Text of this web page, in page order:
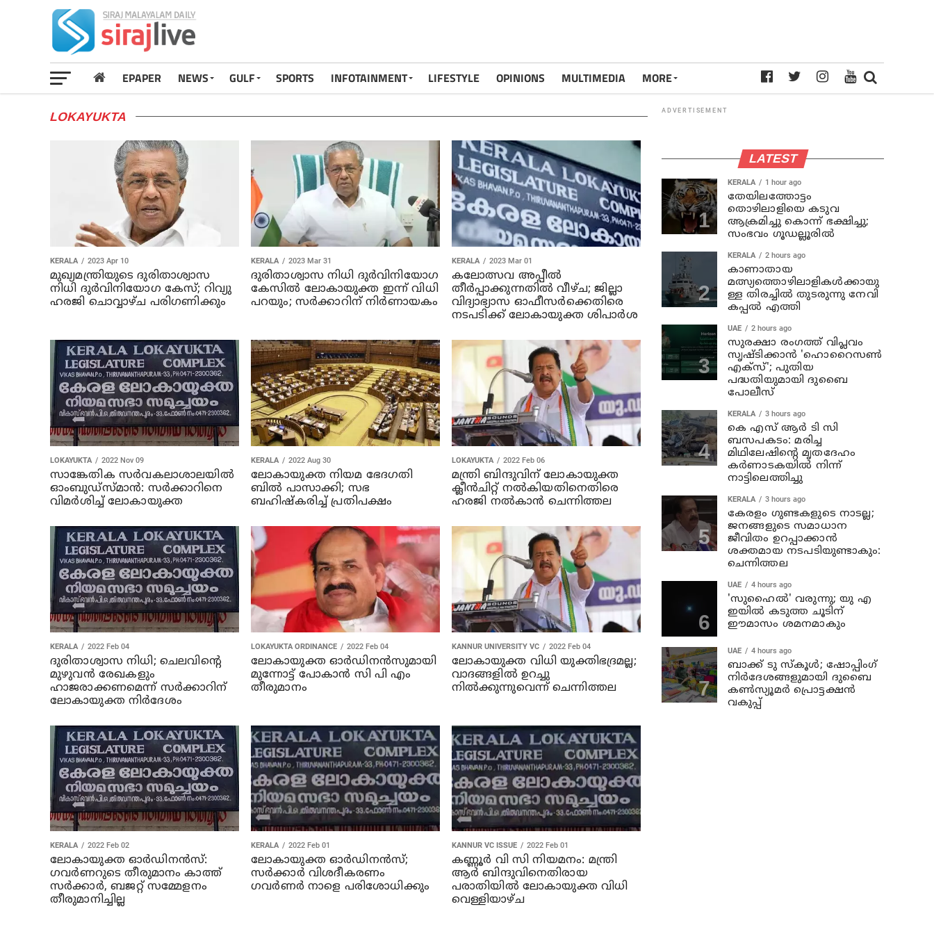
EPAPER NEWS GULF SPORTS INFOTAINMENT LIFESTYLE OPINIONS MULTIMEDIA MORE
LOKAYUKTA
KERALA 2023 Apr 10
മുഖ്യമന്ത്രിയുടെ ദുരിതാശ്വാസ
നിധി ദുര്‍വിനിയോഗ കേസ്; റിവ്യു
ഹരജി ചൊവ്വാഴ്ച പരിഗണിക്കും
KERALA 2023 Mar 31
ദുരിതാശ്വാസ നിധി ദുര്‍വിനിയോഗ
കേസില്‍ ലോകായുക്ത ഇന്ന് വിധി
പറയും; സര്‍ക്കാറിന് നിര്‍ണായകം
KERALA 2023 Mar 01
കലോത്സവ അപ്പീല്‍
തീര്‍പ്പാക്കുന്നതില്‍ വീഴ്ച; ജില്ലാ
വിദ്യാഭ്യാസ ഓഫീസര്‍ക്കെതിരെ
നടപടിക്ക് ലോകായുക്ത ശിപാര്‍ശ
LOKAYUKTA 2022 Nov 09
സാങ്കേതിക സര്‍വകലാശാലയില്‍
ഓംബുഡ്‌സ്മാന്‍: സര്‍ക്കാറിനെ
വിമര്‍ശിച്ച് ലോകായുക്ത
KERALA 2022 Aug 30
ലോകായുക്ത നിയമ ഭേദഗതി
ബില്‍ പാസാക്കി; സഭ
ബഹിഷ്‌കരിച്ച് പ്രതിപക്ഷം
LOKAYUKTA 2022 Feb 06
മന്ത്രി ബിന്ദുവിന് ലോകായുക്ത
ക്ലീന്‍ചിറ്റ് നല്‍കിയതിനെതിരെ
ഹരജി നല്‍കാന്‍ ചെന്നിത്തല
KERALA 2022 Feb 04
ദുരിതാശ്വാസ നിധി; ചെലവിന്റെ
മുഴുവന്‍ രേഖകളും
ഹാജരാക്കണമെന്ന് സര്‍ക്കാറിന്
ലോകായുക്ത നിര്‍ദേശം
LOKAYUKTA ORDINANCE 2022 Feb 04
ലോകായുക്ത ഓര്‍ഡിനന്‍സുമായി
മുന്നോട്ട് പോകാന്‍ സി പി എം
തീരുമാനം
KANNUR UNIVERSITY VC 2022 Feb 04
ലോകായുക്ത വിധി യുക്തിഭദ്രമല്ല;
വാദങ്ങളില്‍ ഉറച്ചു
നില്‍ക്കുന്നുവെന്ന് ചെന്നിത്തല
KERALA 2022 Feb 02
ലോകായുക്ത ഓര്‍ഡിനന്‍സ്:
ഗവര്‍ണറുടെ തീരുമാനം കാത്ത്
സര്‍ക്കാര്‍, ബജറ്റ് സമ്മേളനം
തീരുമാനിച്ചില്ല
KERALA 2022 Feb 01
ലോകായുക്ത ഓര്‍ഡിനന്‍സ്;
സര്‍ക്കാര്‍ വിശദീകരണം
ഗവര്‍ണര്‍ നാളെ പരിശോധിക്കും
KANNUR VC ISSUE 2022 Feb 01
കണ്ണൂര്‍ വി സി നിയമനം: മന്ത്രി
ആര്‍ ബിന്ദുവിനെതിരായ
പരാതിയില്‍ ലോകായുക്ത വിധി
വെള്ളിയാഴ്ച
ADVERTISEMENT
LATEST
KERALA 1 hour ago
തേയിലത്തോട്ടം
തൊഴിലാളിയെ കടുവ
ആക്രമിച്ചു കൊന്ന് ഭക്ഷിച്ചു;
സംഭവം ഗൂഡല്ലൂരില്‍
KERALA 2 hours ago
കാണാതായ
മത്സ്യത്തൊഴിലാളികള്‍ക്കായു
ള്ള തിരച്ചില്‍ തുടരുന്നു നേവി
കപ്പല്‍ എത്തി
UAE 2 hours ago
സുരക്ഷാ രംഗത്ത് വിപ്ലവം
സൃഷ്ടിക്കാന്‍ 'ഹൊറൈസണ്‍
എക്‌സ്'; പുതിയ
പദ്ധതിയുമായി ദുബൈ
പോലീസ്
KERALA 3 hours ago
കെ എസ് ആര്‍ ടി സി
ബസപകടം: മരിച്ച
മിഥിലേഷിന്റെ മൃതദേഹം
കര്‍ണാടകയില്‍ നിന്ന്
നാട്ടിലെത്തിച്ചു
KERALA 3 hours ago
കേരളം ഗുണ്ടകളുടെ നാടല്ല;
ജനങ്ങളുടെ സമാധാന
ജീവിതം ഉറപ്പാക്കാന്‍
ശക്തമായ നടപടിയുണ്ടാകും:
ചെന്നിത്തല
UAE 4 hours ago
'സുഹൈല്‍' വരുന്നു; യു എ
ഇയില്‍ കടുത്ത ചൂടിന്
ഈമാസം ശമനമാകും
UAE 4 hours ago
ബാക്ക് ടു സ്‌കൂള്‍; ഷോപ്പിംഗ്
നിര്‍ദേശങ്ങളുമായി ദുബൈ
കണ്‍സ്യൂമര്‍ പ്രൊട്ടക്ഷന്‍
വകുപ്പ്